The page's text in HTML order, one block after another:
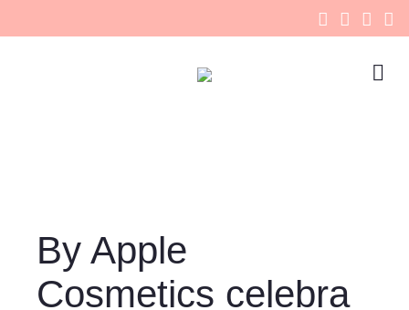
By Apple
Cosmetics celebra